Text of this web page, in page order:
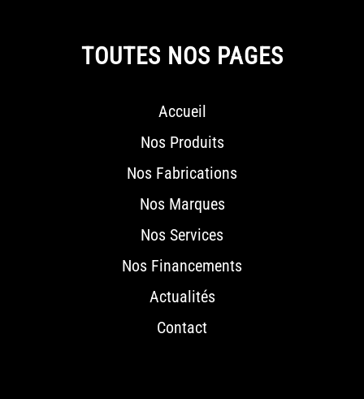
TOUTES NOS PAGES
Accueil
Nos Produits
Nos Fabrications
Nos Marques
Nos Services
Nos Financements
Actualités
Contact